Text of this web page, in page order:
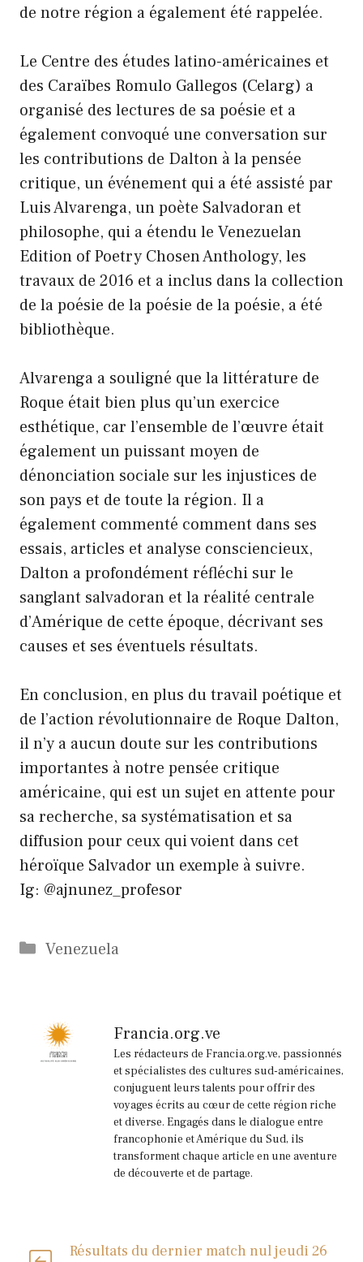
de notre région a également été rappelée.
Le Centre des études latino-américaines et
des Caraïbes Romulo Gallegos (Celarg) a
organisé des lectures de sa poésie et a
également convoqué une conversation sur
les contributions de Dalton à la pensée
critique, un événement qui a été assisté par
Luis Alvarenga, un poète Salvadoran et
philosophe, qui a étendu le Venezuelan
Edition of Poetry Chosen Anthology, les
travaux de 2016 et a inclus dans la collection
de la poésie de la poésie de la poésie, a été
bibliothèque.
Alvarenga a souligné que la littérature de
Roque était bien plus qu’un exercice
esthétique, car l’ensemble de l’œuvre était
également un puissant moyen de
dénonciation sociale sur les injustices de
son pays et de toute la région. Il a
également commenté comment dans ses
essais, articles et analyse consciencieux,
Dalton a profondément réfléchi sur le
sanglant salvadoran et la réalité centrale
d’Amérique de cette époque, décrivant ses
causes et ses éventuels résultats.
En conclusion, en plus du travail poétique et
de l’action révolutionnaire de Roque Dalton,
il n’y a aucun doute sur les contributions
importantes à notre pensée critique
américaine, qui est un sujet en attente pour
sa recherche, sa systématisation et sa
diffusion pour ceux qui voient dans cet
héroïque Salvador un exemple à suivre.
Ig: @ajnunez_profesor
Catégories
Venezuela
Francia.org.ve
Les rédacteurs de Francia.org.ve, passionnés
et spécialistes des cultures sud-américaines,
conjuguent leurs talents pour offrir des
voyages écrits au cœur de cette région riche
et diverse. Engagés dans le dialogue entre
francophonie et Amérique du Sud, ils
transforment chaque article en une aventure
de découverte et de partage.
Résultats du dernier match nul jeudi 26